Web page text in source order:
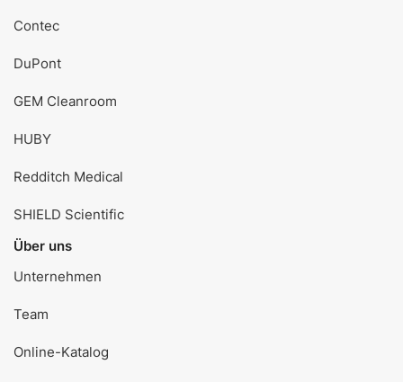
Contec
DuPont
GEM Cleanroom
HUBY
Redditch Medical
SHIELD Scientific
Über uns
Unternehmen
Team
Online-Katalog